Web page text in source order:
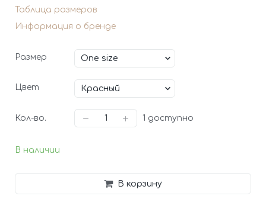
В наличии
Таблица размеров
Информация о бренде
Размер
Цвет
Кол-во. 1 доступно
В корзину